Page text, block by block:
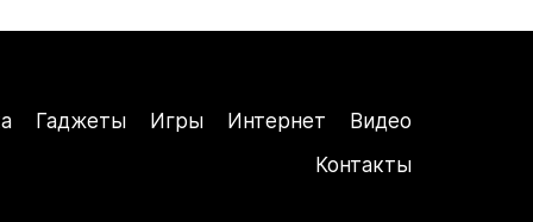
Гаджеты Игры Интернет
Видео
Контакты